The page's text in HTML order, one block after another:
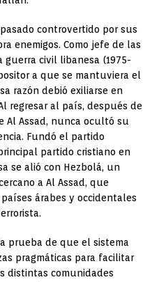
controvertido por sus
enemigos. Como jefe de las
civil libanesa (1975-
a que se mantuviera el
razón debió exiliarse en
regresar al país, después de
Al Assad, nunca ocultó su
Fundó el partido
partido cristiano en
se alió con Hezbolá, un
a Al Assad, que
árabes y occidentales
prueba de que el sistema
pragmáticas para facilitar
distintas comunidades